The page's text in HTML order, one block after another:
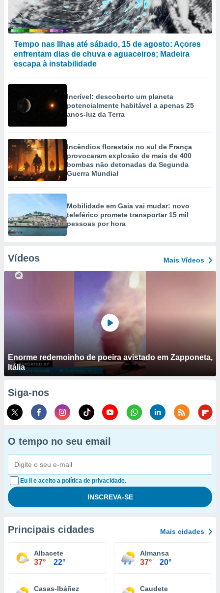
Tempo nas Ilhas até sábado, 15 de agosto: Açores
enfrentam dias de chuva e aguaceiros; Madeira
escapa à instabilidade
Incrível: descoberto um planeta
potencialmente habitável a apenas 25
anos-luz da Terra
Incêndios florestais no sul de França
provocaram explosão de mais de 400
bombas não detonadas da Segunda
Guerra Mundial
Mobilidade em Gaia vai mudar: novo
teleférico promete transportar 15 mil
pessoas por hora
Vídeos Mais Vídeos
Enorme redemoinho de poeira avistado em Zapponeta,
Itália
Siga-nos
O tempo no seu email
Eu li e aceito a política de privacidade.
Principais cidades Mais cidades
Albacete
37° 22°
Almansa
37° 20°
Casas-Ibáñez Caudete